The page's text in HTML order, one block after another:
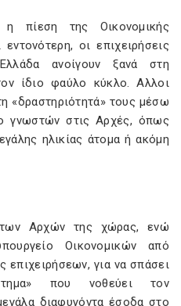
πίεση της Οικονομικής
οι επιχειρήσεις
ανοίγουν ξανά στη
ίδιο φαύλο κύκλο. Αλλοι
«δραστηριότητά» τους μέσω
γνωστών στις Αρχές, όπως
ηλικίας άτομα ή ακόμη
Αρχών της χώρας, ενώ
Οικονομικών από
επιχειρήσεων, για να σπάσει
που νοθεύει τον
διαφυγόντα έσοδα στο